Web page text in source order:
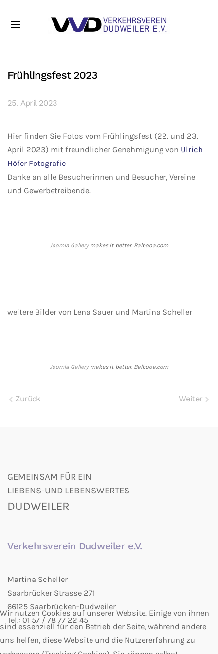
Frühlingsfest 2023
25. April 2023
Hier finden Sie Fotos vom Frühlingsfest (22. und 23.
April 2023) mit freundlicher Genehmigung von Ulrich
Höfer Fotografie
Danke an alle Besucherinnen und Besucher, Vereine
und Gewerbetreibende.
Joomla Gallerymakes it better. Balbooa.com
weitere Bilder von Lena Sauer und Martina Scheller
Joomla Gallerymakes it better. Balbooa.com
Zurück Weiter
GEMEINSAM FÜR EIN
LIEBENS-UND LEBENSWERTES
DUDWEILER
Verkehrsverein Dudweiler e.V.
Martina Scheller
Saarbrücker Strasse 271
66125 Saarbrücken-Dudweiler
Tel.: 01 57 / 78 77 22 45
Wir nutzen Cookies auf unserer Website. Einige von ihnen
sind essenziell für den Betrieb der Seite, während andere
uns helfen, diese Website und die Nutzererfahrung zu